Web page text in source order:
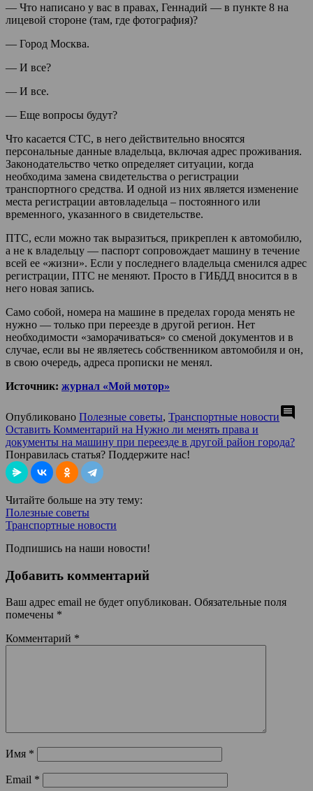
— Что написано у вас в правах, Геннадий — в пункте 8 на
лицевой стороне (там, где фотография)?
— Город Москва.
— И все?
— И все.
— Еще вопросы будут?
Что касается СТС, в него действительно вносятся
персональные данные владельца, включая адрес проживания.
Законодательство четко определяет ситуации, когда
необходима замена свидетельства о регистрации
транспортного средства. И одной из них является изменение
места регистрации автовладельца – постоянного или
временного, указанного в свидетельстве.
ПТС, если можно так выразиться, прикреплен к автомобилю,
а не к владельцу — паспорт сопровождает машину в течение
всей ее «жизни». Если у последнего владельца сменился адрес
регистрации, ПТС не меняют. Просто в ГИБДД вносится в в
него новая запись.
Само собой, номера на машине в пределах города менять не
нужно — только при переезде в другой регион. Нет
необходимости «заморачиваться» со сменой документов и в
случае, если вы не являетесь собственником автомобиля и он,
в свою очередь, адреса прописки не менял.
Источник: журнал «Мой мотор»
Опубликовано Полезные советы, Транспортные новостиcomment
Оставить Комментарий на Нужно ли менять права и
документы на машину при переезде в другой район города?
Понравилась статья? Поддержите нас!
Читайте больше на эту тему:
Полезные советы
Транспортные новости
Подпишись на наши новости!
Добавить комментарий
Ваш адрес email не будет опубликован. Обязательные поля
помечены *
Комментарий *
Имя *
Email *